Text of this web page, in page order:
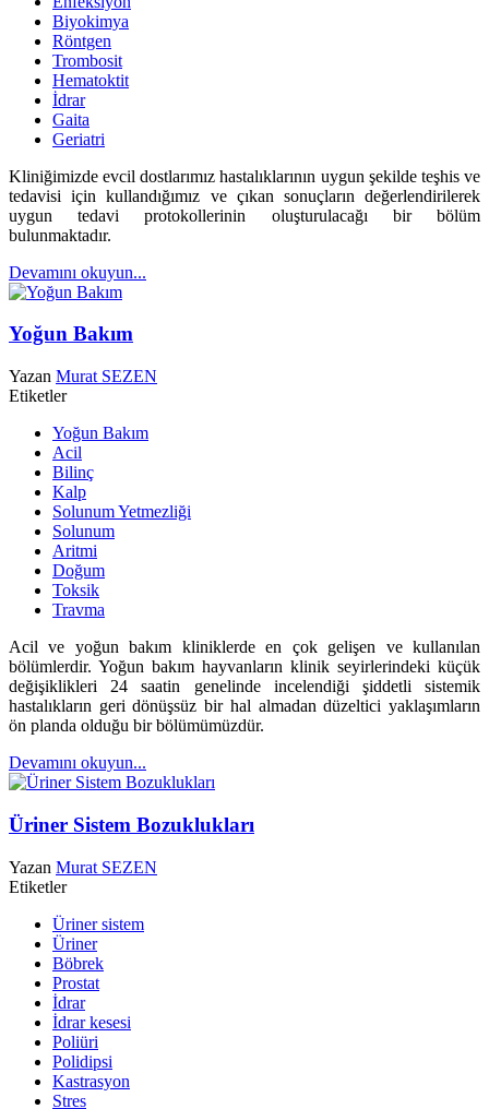
Biyokimya
Röntgen
Trombosit
Hematoktit
İdrar
Gaita
Geriatri
Kliniğimizde evcil dostlarımız hastalıklarının uygun şekilde teşhis ve
tedavisi için kullandığımız ve çıkan sonuçların değerlendirilerek
uygun tedavi protokollerinin oluşturulacağı bir bölüm
bulunmaktadır.
Devamını okuyun...
Yoğun Bakım
Yazan Murat SEZEN
Etiketler
Yoğun Bakım
Acil
Bilinç
Kalp
Solunum Yetmezliği
Solunum
Aritmi
Doğum
Toksik
Travma
Acil ve yoğun bakım kliniklerde en çok gelişen ve kullanılan
bölümlerdir. Yoğun bakım hayvanların klinik seyirlerindeki küçük
değişiklikleri 24 saatin genelinde incelendiği şiddetli sistemik
hastalıkların geri dönüşsüz bir hal almadan düzeltici yaklaşımların
ön planda olduğu bir bölümümüzdür.
Devamını okuyun...
Üriner Sistem Bozuklukları
Yazan Murat SEZEN
Etiketler
Üriner sistem
Üriner
Böbrek
Prostat
İdrar
İdrar kesesi
Poliüri
Polidipsi
Kastrasyon
Stres